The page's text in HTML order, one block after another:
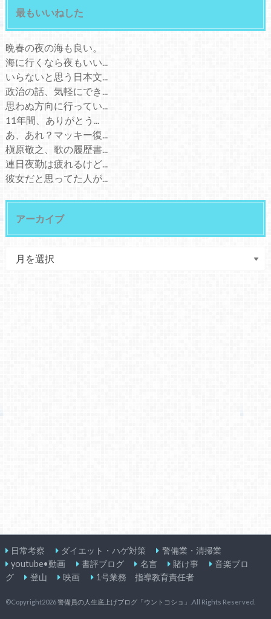
最もいいねした
晩春の夜の海も良い。
海に行くなら夜もいい...
いらないと思う日本文...
政治の話、気軽にでき...
思わぬ方向に行ってい...
11年間、ありがとう...
あ、あれ？マッキー復...
槇原敬之、歌の履歴書...
連日夜勤は疲れるけど...
彼女だと思ってた人が...
アーカイブ
日常考察 ダイエット・ハゲ対策
警備業・清掃業
youtube•動画
書評ブログ 名言 賭け事
音楽ブロ
グ
登山 映画 1号業務 指導教育責任者
©Copyright2026警備員の人生底上げブログ「ウントコショ」 .All Rights Reserved.